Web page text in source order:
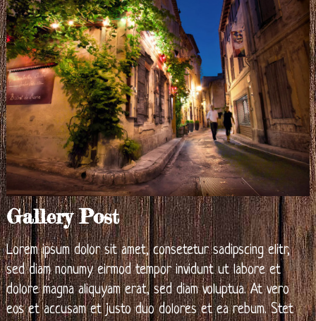
Gallery Post
Lorem ipsum dolor sit amet, consetetur sadipscing elitr,
sed diam nonumy eirmod tempor invidunt ut labore et
dolore magna aliquyam erat, sed diam voluptua. At vero
eos et accusam et justo duo dolores et ea rebum. Stet